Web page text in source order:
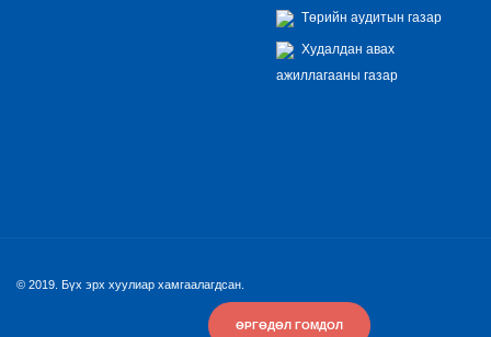
ӨРГӨДӨЛ ГОМДОЛ
Төрийн аудитын газар
Худалдан авах
ажиллагааны газар
© 2019. Бүх эрх хуулиар хамгаалагдсан.